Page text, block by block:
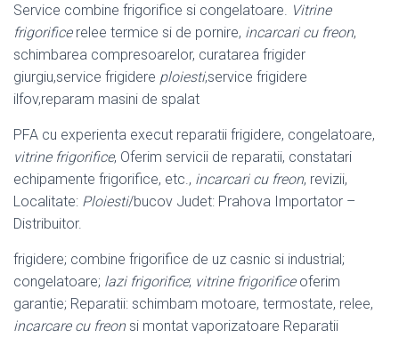
Service combine frigorifice si congelatoare. Vitrine
frigorificerelee termice si de pornire, incarcari cu freon,
schimbarea compresoarelor, curatarea frigider
giurgiu,service frigidere ploiesti,service frigidere
ilfov,reparam masini de spalat
PFA cu experienta execut reparatii frigidere, congelatoare,
vitrine frigorifice, Oferim servicii de reparatii, constatari
echipamente frigorifice, etc., incarcari cu freon, revizii,
Localitate: Ploiesti/bucov Judet: Prahova Importator –
Distribuitor.
frigidere; combine frigorifice de uz casnic si industrial;
congelatoare; lazi frigorifice; vitrine frigorificeoferim
garantie; Reparatii: schimbam motoare, termostate, relee,
incarcare cu freonsi montat vaporizatoare Reparatii